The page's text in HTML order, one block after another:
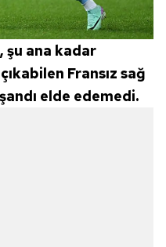
şu ana kadar
Fransız sağ
elde edemedi.